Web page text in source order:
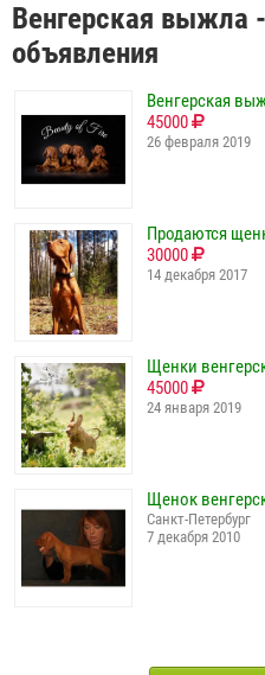
Венгерская выжла
объявления
Венгерская
45000
26 февраля 2019
Продаются
30000
14 декабря 2017
Щенки
45000
24 января 2019
Щенок
Санкт-Петербург
7 декабря 2010